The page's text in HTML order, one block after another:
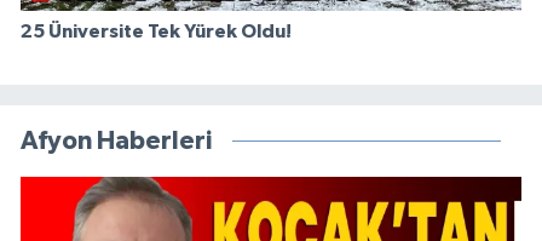
25 Üniversite Tek Yürek Oldu!
Afyon Haberleri